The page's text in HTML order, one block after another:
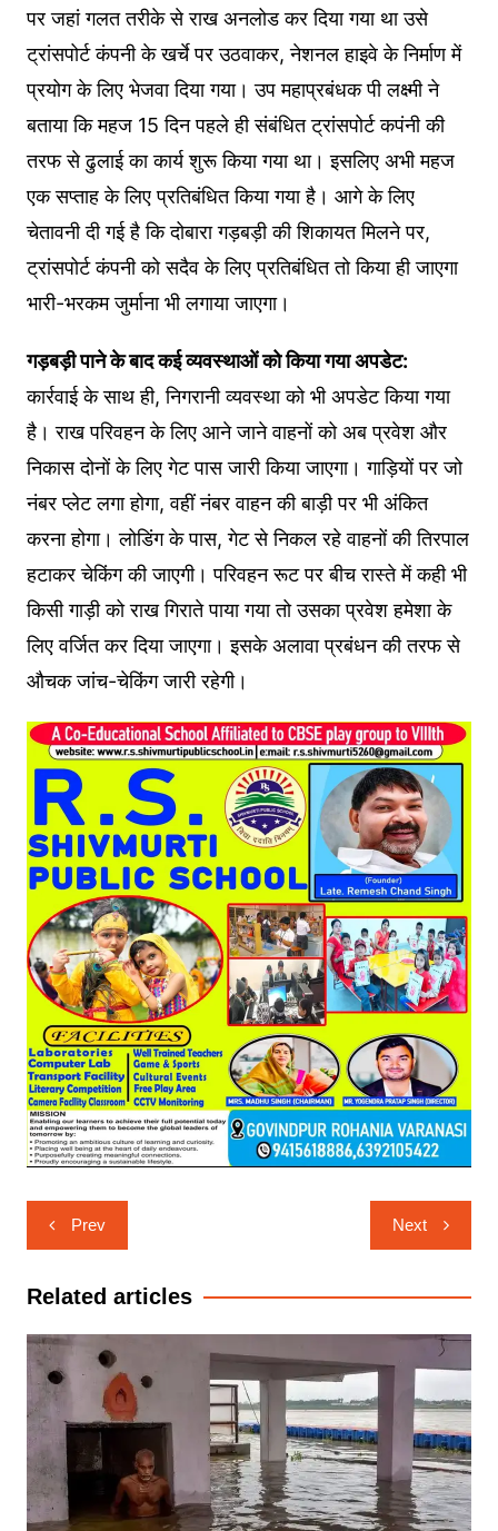
पर जहां गलत तरीके से राख अनलोड कर दिया गया था उसे
ट्रांसपोर्ट कंपनी के खर्चे पर उठवाकर, नेशनल हाइवे के निर्माण में
प्रयोग के लिए भेजवा दिया गया। उप महाप्रबंधक पी लक्ष्मी ने
बताया कि महज 15 दिन पहले ही संबंधित ट्रांसपोर्ट कपंनी की
तरफ से ढुलाई का कार्य शुरू किया गया था। इसलिए अभी महज
एक सप्ताह के लिए प्रतिबंधित किया गया है। आगे के लिए
चेतावनी दी गई है कि दोबारा गड़बड़ी की शिकायत मिलने पर,
ट्रांसपोर्ट कंपनी को सदैव के लिए प्रतिबंधित तो किया ही जाएगा
भारी-भरकम जुर्माना भी लगाया जाएगा।
गड़बड़ी पाने के बाद कई व्यवस्थाओं को किया गया अपडेट:
कार्रवाई के साथ ही, निगरानी व्यवस्था को भी अपडेट किया गया
है। राख परिवहन के लिए आने जाने वाहनों को अब प्रवेश और
निकास दोनों के लिए गेट पास जारी किया जाएगा। गाड़ियों पर जो
नंबर प्लेट लगा होगा, वहीं नंबर वाहन की बाड़ी पर भी अंकित
करना होगा। लोडिंग के पास, गेट से निकल रहे वाहनों की तिरपाल
हटाकर चेकिंग की जाएगी। परिवहन रूट पर बीच रास्ते में कही भी
किसी गाड़ी को राख गिराते पाया गया तो उसका प्रवेश हमेशा के
लिए वर्जित कर दिया जाएगा। इसके अलावा प्रबंधन की तरफ से
औचक जांच-चेकिंग जारी रहेगी।
Post
navigation
Prev Next
Related articles